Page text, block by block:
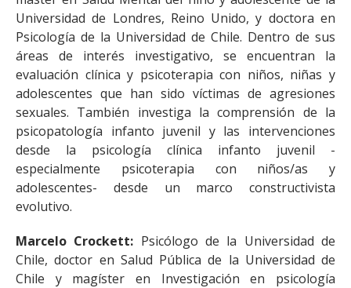
Universidad de Londres, Reino Unido, y doctora en
Psicología de la Universidad de Chile. Dentro de sus
áreas de interés investigativo, se encuentran la
evaluación clínica y psicoterapia con niños, niñas y
adolescentes que han sido víctimas de agresiones
sexuales. También investiga la comprensión de la
psicopatología infanto juvenil y las intervenciones
desde la psicología clínica infanto juvenil -
especialmente psicoterapia con niños/as y
adolescentes- desde un marco constructivista
evolutivo.
Marcelo Crockett: Psicólogo de la Universidad de
Chile, doctor en Salud Pública de la Universidad de
Chile y magíster en Investigación en psicología